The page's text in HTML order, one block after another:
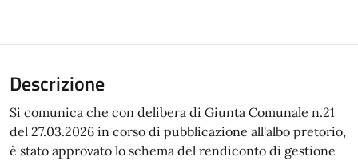
Descrizione
Si comunica che con delibera di Giunta Comunale n.21
del 27.03.2026 in corso di pubblicazione all'albo pretorio,
è stato approvato lo schema del rendiconto di gestione